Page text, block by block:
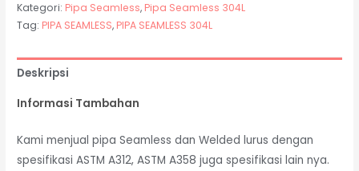
Kategori: Pipa Seamless, Pipa Seamless 304L
Tag: PIPA SEAMLESS, PIPA SEAMLESS 304L
Deskripsi
Informasi Tambahan
Kami menjual pipa Seamless dan Welded lurus dengan
spesifikasi ASTM A312, ASTM A358 juga spesifikasi lain nya.